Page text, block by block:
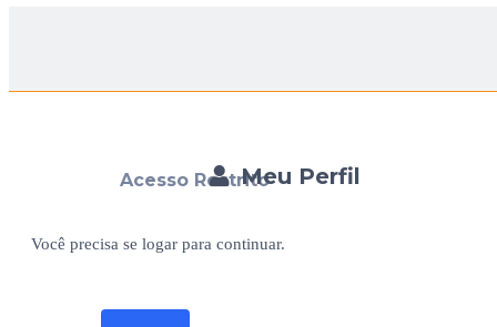
Meu Perfil
Acesso Restrito
Você precisa se logar para continuar.